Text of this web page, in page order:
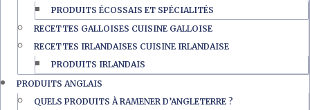
PRODUITS ÉCOSSAIS ET SPÉCIALITÉS
RECETTES GALLOISES CUISINE GALLOISE
RECETTES IRLANDAISES CUISINE IRLANDAISE
PRODUITS IRLANDAIS
PRODUITS ANGLAIS
QUELS PRODUITS À RAMENER D’ANGLETERRE ?